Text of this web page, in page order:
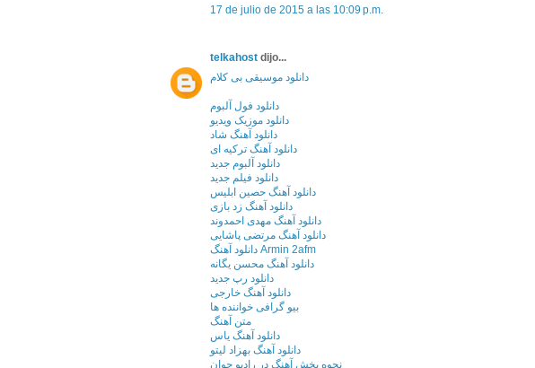
17 de julio de 2015 a las 10:09 p.m.
telkahost dijo...
دانلود موسیقی بی کلام
دانلود فول آلبوم
دانلود موزیک ویدیو
دانلود آهنگ شاد
دانلود آهنگ ترکیه ای
دانلود آلبوم جدید
دانلود فیلم جدید
دانلود آهنگ حصین ابلیس
دانلود آهنگ زد بازی
دانلود آهنگ مهدی احمدوند
دانلود آهنگ مرتضی پاشایی
دانلود آهنگ Armin 2afm
دانلود آهنگ محسن یگانه
دانلود رپ جدید
دانلود آهنگ خارجی
بیو گرافی خواننده ها
متن آهنگ
دانلود آهنگ یاس
دانلود آهنگ بهزاد لیتو
نحوه پخش آهنگ در رادیو جوان